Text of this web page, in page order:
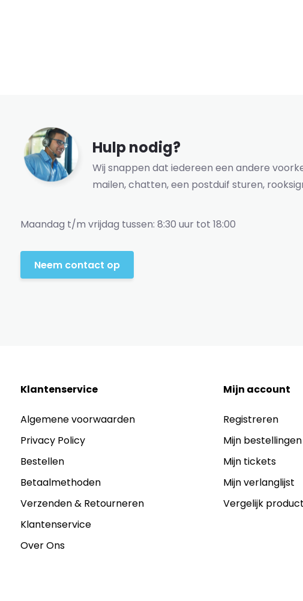
Hulp nodig?
Wij snappen dat iedereen een andere
mailen, chatten, een postduif sturen,
Maandag t/m vrijdag tussen: 8:30 uur tot 18:00
Neem contact op
Klantenservice
Algemene voorwaarden
Privacy Policy
Bestellen
Betaalmethoden
Verzenden & Retourneren
Klantenservice
Over Ons
Mijn account
Registreren
Mijn bestellingen
Mijn tickets
Mijn verlanglijst
Vergelijk